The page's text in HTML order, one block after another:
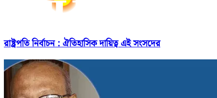
রাষ্ট্রপতি নির্বাচন : ঐতিহাসিক দায়িত্ব এই সংসদের